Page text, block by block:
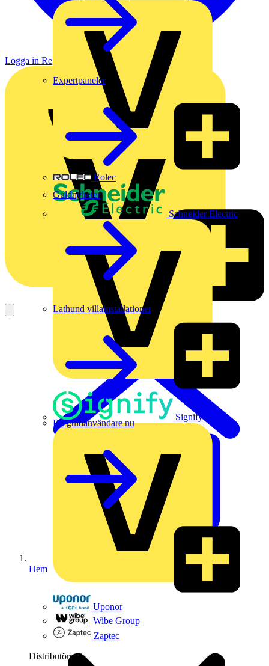
Rolec
Schneider Electric
Signify
Uponor
Wibe Group
Zaptec
Distributörer 1
Expertpaneler
Guldnyheter
Lathund villainstallationer
Bli guldanvändare nu
Logga in Registrera dig
Hem